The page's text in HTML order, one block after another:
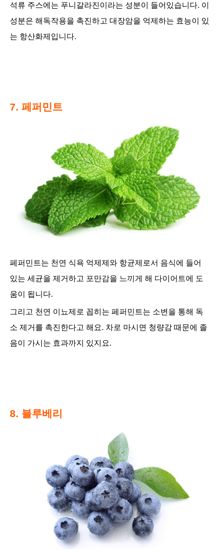
석류 주스에는 푸니갈라진이라는 성분이 들어있습니다. 이
성분은 해독작용을 촉진하고 대장암을 억제하는 효능이 있
는 항산화제입니다.
7. 페퍼민트
페퍼민트는 천연 식욕 억제제와 항균제로서 음식에 들어
있는 세균을 제거하고 포만감을 느끼게 해 다이어트에 도
움이 됩니다.
그리고 천연 이뇨제로 꼽히는 페퍼민트는 소변을 통해 독
소 제거를 촉진한다고 해요. 차로 마시면 청량감 때문에 졸
음이 가시는 효과까지 있지요.
8. 블루베리